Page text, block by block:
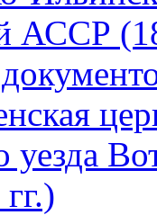
АССР
уезда